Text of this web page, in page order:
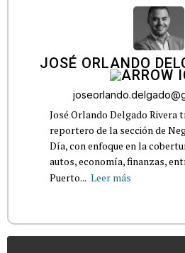
JOSÉ ORLANDO
José Orlando Delgado Rivera
reportero de la sección de
Día, con enfoque en la
autos, economía, finanzas,
Puerto... Leer más